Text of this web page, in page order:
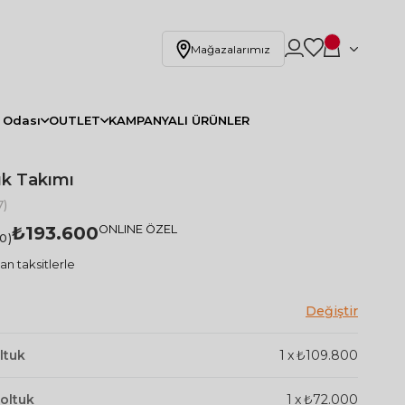
Mağazalarımız
OUTLET KAMPANYALI ÜRÜNLER
Takımı
₺193.600
taksitlerle
ONLINE ÖZEL
1 x₺109.800
1 x₺72.000